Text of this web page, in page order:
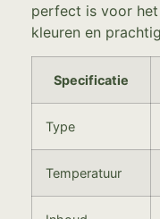
perfect is voor
kleuren en
Specificatie
Type
Temperatuur